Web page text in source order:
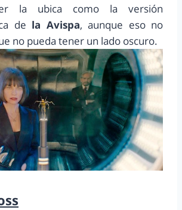
la ubica como la versión
de la Avispa, aunque eso no
no pueda tener un lado oscuro.